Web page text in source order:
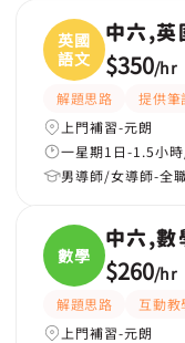
英國
語文
中六,英
$350/hr
解題思路 提供筆
上門補習-元朗
一星期1日-1.5小
男導師/女導師-全
數學
中六,數
$260/hr
解題思路 互動教
上門補習-元朗